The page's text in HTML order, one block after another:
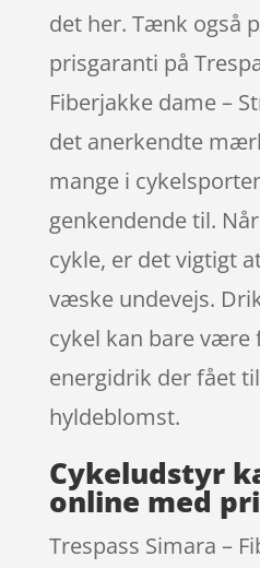
det her. Tænk også
prisgaranti på
Fiberjakke dame –
det anerkendte
mange i
genkendende til.
cykle, er det vigtigt
væske undevejs.
cykel kan bare være
energidrik der fået
hyldeblomst.
Cykeludstyr
online med
Trespass Simara –